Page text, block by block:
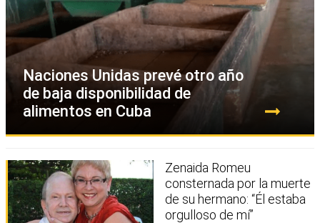
Naciones Unidas prevé otro año
de baja disponibilidad de
alimentos en Cuba
Zenaida Romeu
consternada por la muerte
de su hermano: “Él estaba
orgulloso de mí”